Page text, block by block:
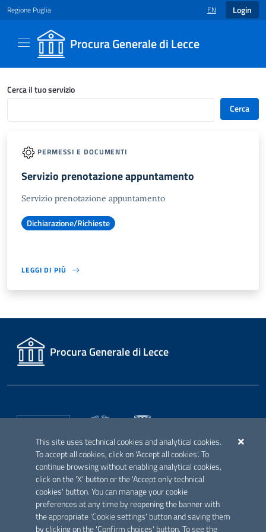
This site uses technical cookies and analytical cookies.
To accept all cookies, click on 'Accept all cookies'. To
continue browsing without enabling analytical cookies,
click on the 'X' button or the 'Accept only technical
cookies' button. You can manage your cookie
preferences at any time by reopening the banner with
the appropriate 'Cookie settings' button and saving them
by clicking on the 'Confirm choices' button. To see the
Regione Puglia LANGUAGE
EN Login
Procura Generale di Lecce
Catalogo servizi - Procura Generale di Lecce
Cerca il tuo servizio
Cerca
PERMESSI E DOCUMENTI
Servizio prenotazione appuntamento
Servizio prenotazione appuntamento
Dichiarazione/Richieste
LEGGI DI PIÙ
Procura Generale di Lecce
UFFICI GIUDIZIARI ABILITATI
Procura della Repubblica presso il Tribunale di Trani
Corte d'Appello di Bari
Procura della Repubblica presso il Tribunale di Bari